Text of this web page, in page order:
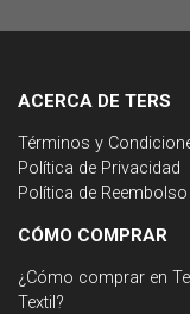
ACERCA DE TERS
Términos y
Política de Privacidad
Política de Reembolso
CÓMO COMPRAR
¿Cómo comprar en
Textil?